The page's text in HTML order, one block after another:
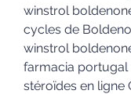
winstrol
cycles de
winstrol
farmacia portugal
stéroïdes en ligne